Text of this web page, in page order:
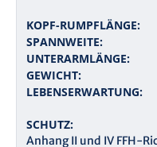
KOPF-RUMPFLÄNGE:
SPANNWEITE:
UNTERARMLÄNGE:
GEWICHT:
LEBENSERWARTUNG:
SCHUTZ:
Anhang II und IV FFH-